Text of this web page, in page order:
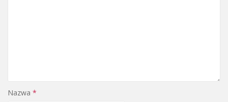
Nazwa *